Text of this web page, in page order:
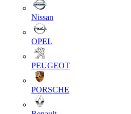
Nissan
OPEL
PEUGEOT
PORSCHE